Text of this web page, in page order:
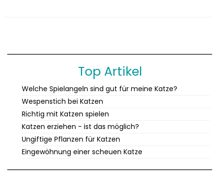
Top Artikel
Welche Spielangeln sind gut für meine Katze?
Wespenstich bei Katzen
Richtig mit Katzen spielen
Katzen erziehen - ist das möglich?
Ungiftige Pflanzen für Katzen
Eingewöhnung einer scheuen Katze